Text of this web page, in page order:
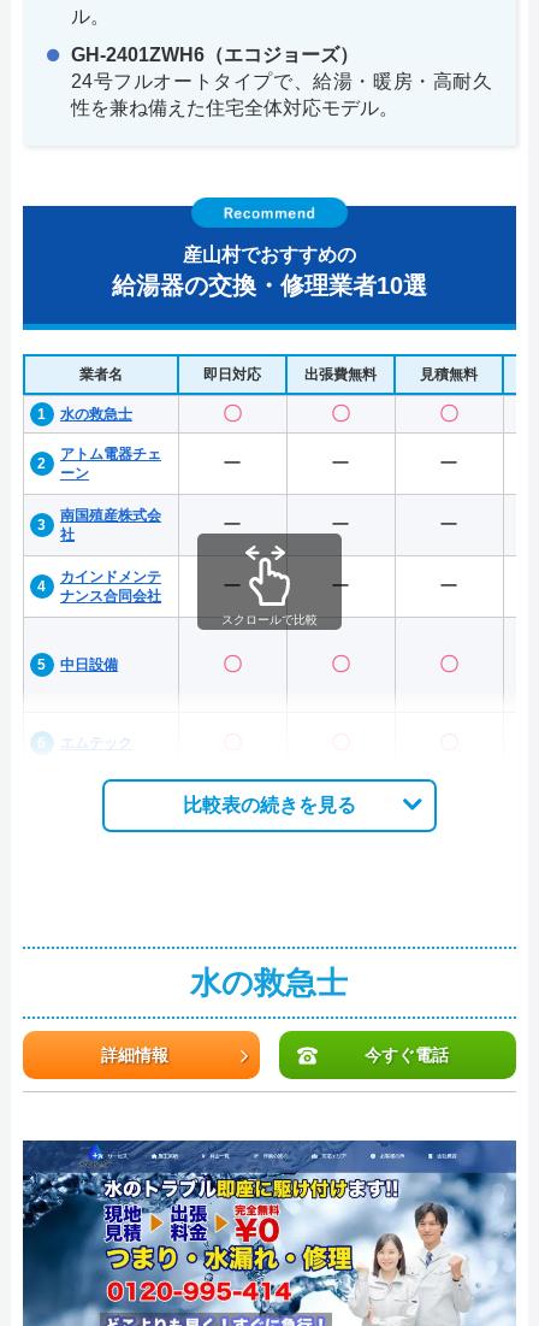
ル。
GH-2401ZWH6（エコジョーズ）
24号フルオートタイプで、給湯・暖房・高耐久
性を兼ね備えた住宅全体対応モデル。
産山村でおすすめの
給湯器の交換・修理業者10選
業者名 即日対応 出張費無料 見積無料
水の救急士 〇 〇 〇
アトム電器チェ
ーン
ー ー ー
南国殖産株式会
社
ー ー ー
カインドメンテ
ナンス合同会社
ー ー ー
中日設備 〇 〇 〇
エムテック
スクロールで比較
比較表の続きを見る
水の救急士
詳細情報 今すぐ電話